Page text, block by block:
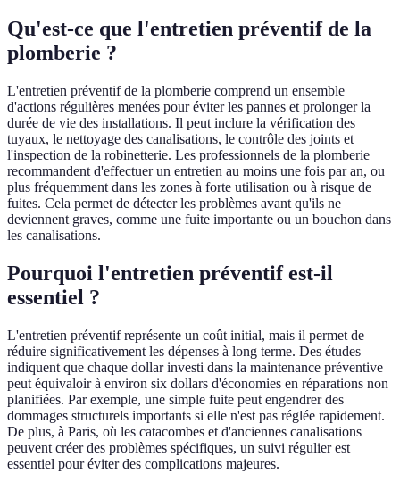
Qu'est-ce que l'entretien préventif de la
plomberie ?
L'entretien préventif de la plomberie comprend un ensemble
d'actions régulières menées pour éviter les pannes et prolonger la
durée de vie des installations. Il peut inclure la vérification des
tuyaux, le nettoyage des canalisations, le contrôle des joints et
l'inspection de la robinetterie. Les professionnels de la plomberie
recommandent d'effectuer un entretien au moins une fois par an, ou
plus fréquemment dans les zones à forte utilisation ou à risque de
fuites. Cela permet de détecter les problèmes avant qu'ils ne
deviennent graves, comme une fuite importante ou un bouchon dans
les canalisations.
Pourquoi l'entretien préventif est-il
essentiel ?
L'entretien préventif représente un coût initial, mais il permet de
réduire significativement les dépenses à long terme. Des études
indiquent que chaque dollar investi dans la maintenance préventive
peut équivaloir à environ six dollars d'économies en réparations non
planifiées. Par exemple, une simple fuite peut engendrer des
dommages structurels importants si elle n'est pas réglée rapidement.
De plus, à Paris, où les catacombes et d'anciennes canalisations
peuvent créer des problèmes spécifiques, un suivi régulier est
essentiel pour éviter des complications majeures.